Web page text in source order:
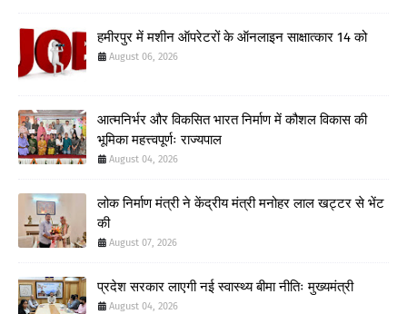
हमीरपुर में मशीन ऑपरेटरों के ऑनलाइन साक्षात्कार 14 को
August 06, 2026
आत्मनिर्भर और विकसित भारत निर्माण में कौशल विकास की
भूमिका महत्त्वपूर्णः राज्यपाल
August 04, 2026
लोक निर्माण मंत्री ने केंद्रीय मंत्री मनोहर लाल खट्टर से भेंट
की
August 07, 2026
प्रदेश सरकार लाएगी नई स्वास्थ्य बीमा नीतिः मुख्यमंत्री
August 04, 2026